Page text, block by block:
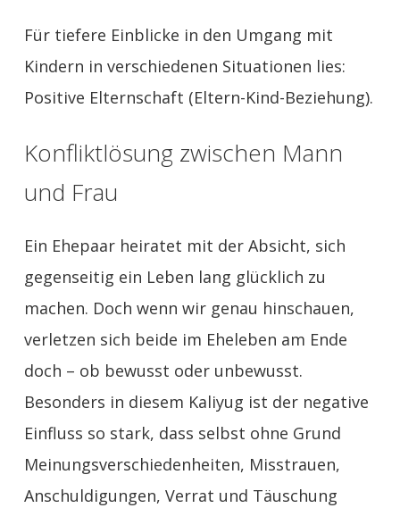
Für tiefere Einblicke in den Umgang mit
Kindern in verschiedenen Situationen lies:
Positive Elternschaft (Eltern-Kind-Beziehung).
Konfliktlösung zwischen Mann
und Frau
Ein Ehepaar heiratet mit der Absicht, sich
gegenseitig ein Leben lang glücklich zu
machen. Doch wenn wir genau hinschauen,
verletzen sich beide im Eheleben am Ende
doch – ob bewusst oder unbewusst.
Besonders in diesem Kaliyug ist der negative
Einfluss so stark, dass selbst ohne Grund
Meinungsverschiedenheiten, Misstrauen,
Anschuldigungen, Verrat und Täuschung